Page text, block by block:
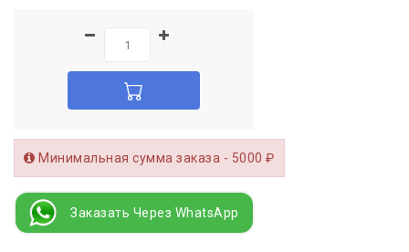
Минимальная сумма заказа - 5000 ₽
Заказать Через WhatsApp